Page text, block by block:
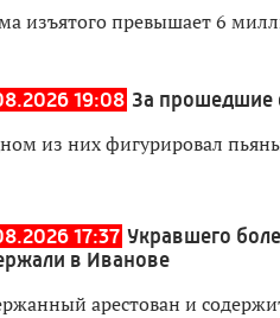
изъятого превышает 6
19:08 За прошедшие
из них фигурировал
17:37 Укравшего
в Иванове
арестован и